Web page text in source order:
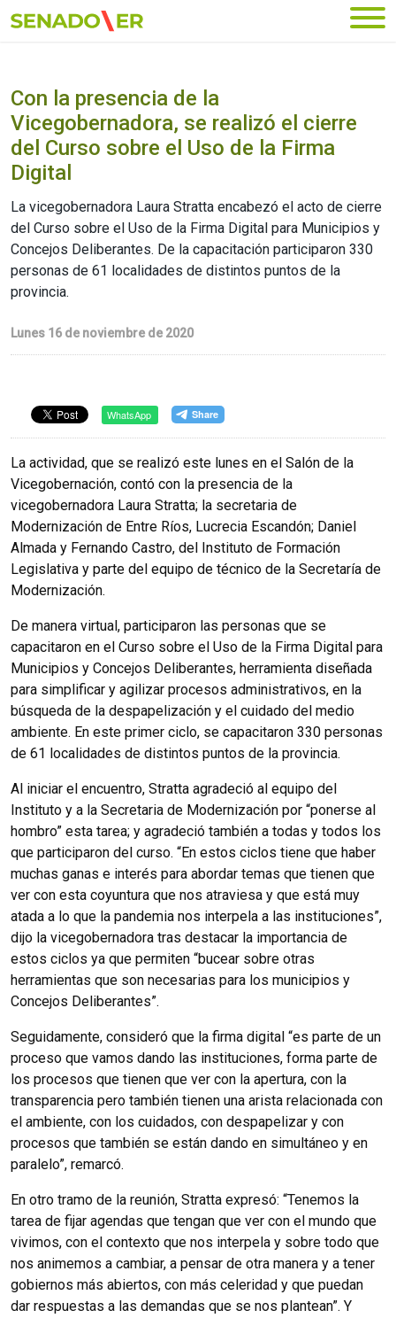
Ir al menú principal
Con la presencia de la
Vicegobernadora, se realizó el cierre
del Curso sobre el Uso de la Firma
Digital
La vicegobernadora Laura Stratta encabezó el acto de cierre
del Curso sobre el Uso de la Firma Digital para Municipios y
Concejos Deliberantes. De la capacitación participaron 330
personas de 61 localidades de distintos puntos de la
provincia.
Lunes 16 de noviembre de 2020
WhatsApp
La actividad, que se realizó este lunes en el Salón de la
Vicegobernación, contó con la presencia de la
vicegobernadora Laura Stratta; la secretaria de
Modernización de Entre Ríos, Lucrecia Escandón; Daniel
Almada y Fernando Castro, del Instituto de Formación
Legislativa y parte del equipo de técnico de la Secretaría de
Modernización.
De manera virtual, participaron las personas que se
capacitaron en el Curso sobre el Uso de la Firma Digital para
Municipios y Concejos Deliberantes, herramienta diseñada
para simplificar y agilizar procesos administrativos, en la
búsqueda de la despapelización y el cuidado del medio
ambiente. En este primer ciclo, se capacitaron 330 personas
de 61 localidades de distintos puntos de la provincia.
Al iniciar el encuentro, Stratta agradeció al equipo del
Instituto y a la Secretaria de Modernización por “ponerse al
hombro” esta tarea; y agradeció también a todas y todos los
que participaron del curso. “En estos ciclos tiene que haber
muchas ganas e interés para abordar temas que tienen que
ver con esta coyuntura que nos atraviesa y que está muy
atada a lo que la pandemia nos interpela a las instituciones”,
dijo la vicegobernadora tras destacar la importancia de
estos ciclos ya que permiten “bucear sobre otras
herramientas que son necesarias para los municipios y
Concejos Deliberantes”.
Seguidamente, consideró que la firma digital “es parte de un
proceso que vamos dando las instituciones, forma parte de
los procesos que tienen que ver con la apertura, con la
transparencia pero también tienen una arista relacionada con
el ambiente, con los cuidados, con despapelizar y con
procesos que también se están dando en simultáneo y en
paralelo”, remarcó.
En otro tramo de la reunión, Stratta expresó: “Tenemos la
tarea de fijar agendas que tengan que ver con el mundo que
vivimos, con el contexto que nos interpela y sobre todo que
nos animemos a cambiar, a pensar de otra manera y a tener
gobiernos más abiertos, con más celeridad y que puedan
dar respuestas a las demandas que se nos plantean”. Y